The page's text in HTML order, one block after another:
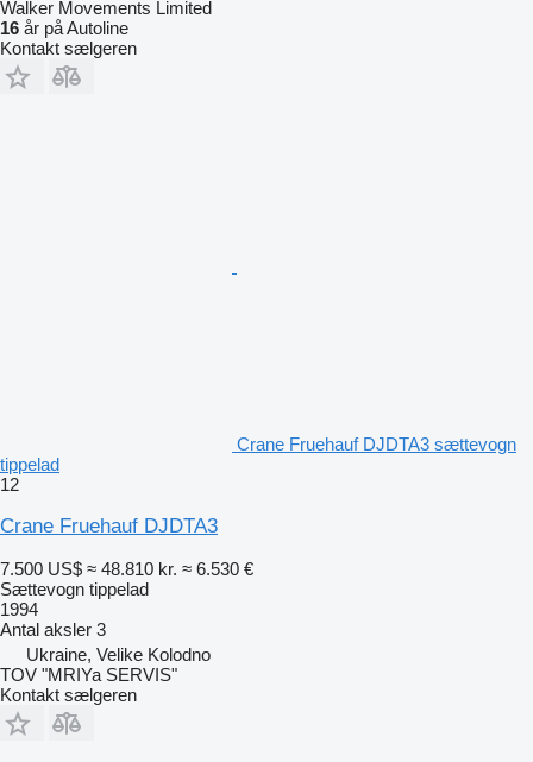
Walker Movements Limited
16 år på Autoline
Kontakt sælgeren
Crane Fruehauf DJDTA3 sættevogn
tippelad
12
Crane Fruehauf DJDTA3
7.500 US$ ≈ 48.810 kr. ≈ 6.530 €
Sættevogn tippelad
1994
Antal aksler 3
Ukraine, Velike Kolodno
TOV "MRIYa SERVIS"
Kontakt sælgeren